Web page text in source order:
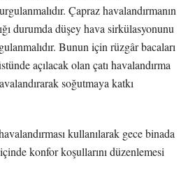
Çapraz havalandırmanın
durumda düşey hava sirkülasyonunu
Bunun için rüzgâr bacaları
açılacak olan çatı havalandırma
soğutmaya katkı
kullanılarak gece binada
konfor koşullarını düzenlemesi